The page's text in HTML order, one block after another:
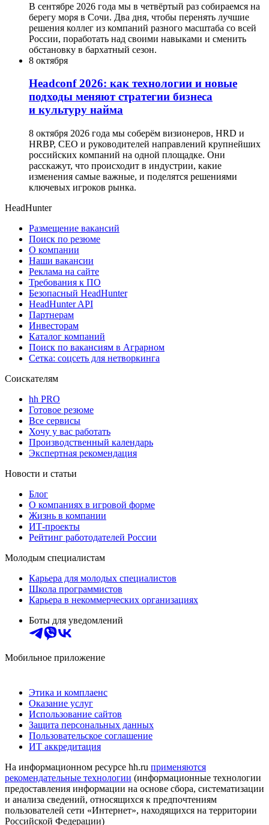
В сентябре 2026 года мы в четвёртый раз собираемся на
берегу моря в Сочи. Два дня, чтобы перенять лучшие
решения коллег из компаний разного масштаба со всей
России, поработать над своими навыками и сменить
обстановку в бархатный сезон.
8 октября
Headсonf 2026: как технологии и новые
подходы меняют стратегии бизнеса
и культуру найма
8 октября 2026 года мы соберём визионеров, HRD и
HRBP, СЕО и руководителей направлений крупнейших
российских компаний на одной площадке. Они
расскажут, что происходит в индустрии, какие
изменения самые важные, и поделятся решениями
ключевых игроков рынка.
HeadHunter
Размещение вакансий
Поиск по резюме
О компании
Наши вакансии
Реклама на сайте
Требования к ПО
Безопасный HeadHunter
HeadHunter API
Партнерам
Инвесторам
Каталог компаний
Поиск по вакансиям в Аграрном
Сетка: соцсеть для нетворкинга
Соискателям
hh PRO
Готовое резюме
Все сервисы
Хочу у вас работать
Производственный календарь
Экспертная рекомендация
Новости и статьи
Блог
О компаниях в игровой форме
Жизнь в компании
ИТ-проекты
Рейтинг работодателей России
Молодым специалистам
Карьера для молодых специалистов
Школа программистов
Карьера в некоммерческих организациях
Боты для уведомлений
Мобильное приложение
Этика и комплаенс
Оказание услуг
Использование сайтов
Защита персональных данных
Пользовательское соглашение
ИТ аккредитация
На информационном ресурсе hh.ru применяются
рекомендательные технологии (информационные технологии
предоставления информации на основе сбора, систематизации
и анализа сведений, относящихся к предпочтениям
пользователей сети «Интернет», находящихся на территории
Российской Федерации)